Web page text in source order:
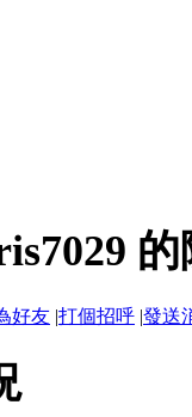
好友 |打個招呼 |發送